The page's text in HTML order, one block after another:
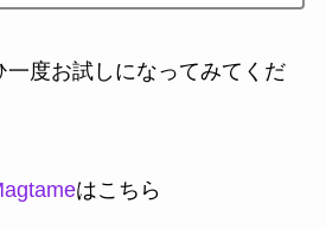
度お試しになってみてくだ
はこちら